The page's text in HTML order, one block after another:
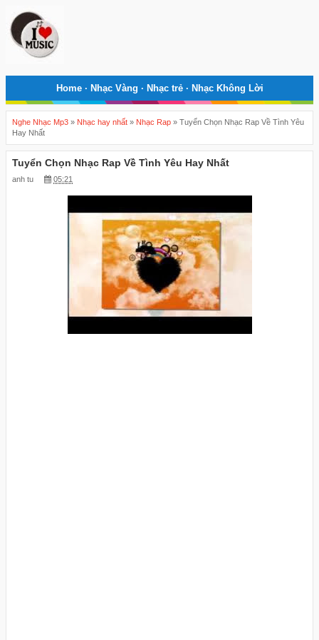
Home· Nhạc Vàng · Nhạc trẻ· Nhạc Không Lời
Nghe Nhạc Mp3 » Nhạc hay nhất » Nhạc Rap » Tuyển Chọn Nhạc Rap Về Tình Yêu
Hay Nhất
Tuyển Chọn Nhạc Rap Về Tình Yêu Hay Nhất
anh tu 05:21